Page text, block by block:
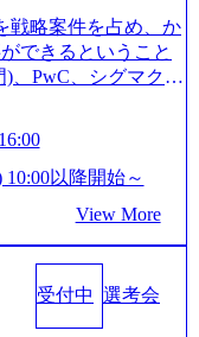
場合がございます
定しております ・
せていただきます
開始となってもご
望の方は、事前に
1day選考会実施日
ンサルファーム経
考のみ。 書類選考
1day選考会当日の
ローバル化により
なった大手企業を
事業のトランスフ
戦略案件を占め、か
できるということ
、PwC、シグマクシ
す新興ファーム。
ロダクト、地方創
岡や北海道在中者
な業界は広げてい
はない制度 ワンプ
日(土) 10:00以降開
れておりますので、
性がございます ※
10:00以降開始～
View More
受付中 選考会